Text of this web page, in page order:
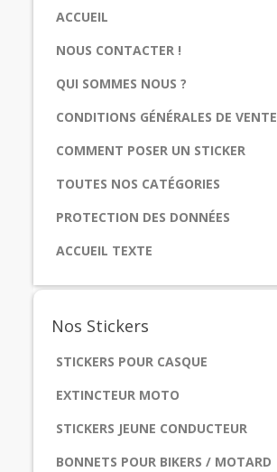
ACCUEIL
NOUS CONTACTER !
QUI SOMMES NOUS ?
CONDITIONS GÉNÉRALES DE VENTE
COMMENT POSER UN STICKER
TOUTES NOS CATÉGORIES
PROTECTION DES DONNÉES
ACCUEIL TEXTE
Nos Stickers
STICKERS POUR CASQUE
EXTINCTEUR MOTO
STICKERS JEUNE CONDUCTEUR
BONNETS POUR BIKERS / MOTARD